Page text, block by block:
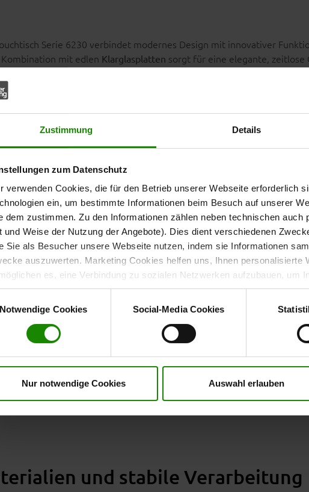
Zustimmung Details
zum Datenschutz
verwenden Cookies, die für den Betrieb unserer Webseite erforderlich
ein, um bestimmte Informationen beim Besuch auf unserer
dem zustimmen. Zu den Informationen zählen neben technischen
und Weise der Nutzung der Angebote). Dies dient verschiedenen
Sie als Besucher unsere Webseite nutzen, indem sie Informationen
auszuwerten. Marketing Cookies helfen uns, Ihnen personalisierte
es, eine Verbindung zu sozialen Netzwerken aufzubauen, um
Sie können frei entscheiden, welche Kategorien sie neben
Sie auf „ Ablehnen “, wenn Sie nur notwendige Cookies zulassen
Einwilligung jederzeit mit Wirkung für die Zukunft widerrufen. Für
Notwendige Cookies
Social-Media Cookies
Nur notwendige Cookies Auswahl erlauben
Serie 6230 verbindet modernes Design mit innovativer
mit edlen Klarglasplatten sorgt für eine elegante, zeitlose
cm (B/LxHxT)
Ablagefläche benötigst.
für maximale Flexibilität
sind dieum 360° drehbaren Tischplatten . Beim Drehen entfalten
zusätzliche Fläche. So wird aus einem kompakten Sofatisch
Snacks oder gemütliche Abende.
Keramik, die auf eine ca. 6 mm starke Glasplatte geklebt ist, und
aus ca. 10 mm starkem Sicherheitsglas
hat eine Größe von ca. 65 x 45
29 cm (B/LxT) misst. Diese durchdachte Konstruktion verbindet
und stabile Verarbeitung